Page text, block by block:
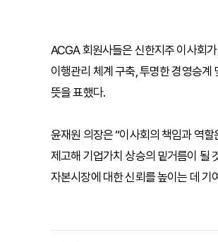
ACGA 회원사들은 신한지주 이사회
이행관리 체계 구축, 투명한 경영승계
뜻을 표했다.
윤재원 의장은 “이사회의 책임과 역
제고해 기업가치 상승의 밑거름이 될
자본시장에 대한 신뢰를 높이는 데 기